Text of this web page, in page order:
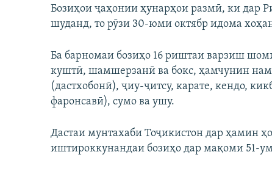
Бозиҳои ҷаҳонии ҳунарҳои размӣ, ки дар
шуданд, то рӯзи 30-юми октябр идома
Ба барномаи бозиҳо 16 риштаи варзиш
куштӣ, шамшерзанӣ ва бокс, ҳамчунин
(дастхобонӣ), ҷиу-ҷитсу, карате, кендо,
фаронсавӣ), сумо ва ушу.
Дастаи мунтахаби Тоҷикистон дар ҳамин
иштироккунандаи бозиҳо дар мақоми 51-